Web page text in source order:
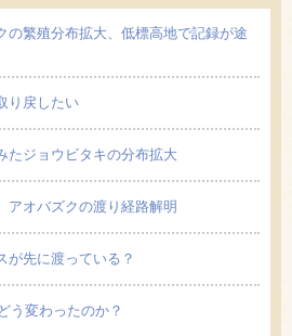
の繁殖分布拡大、低標高地で記録が途
り戻したい
たジョウビタキの分布拡大
オバズクの渡り経路解明
が先に渡っている？
う変わったのか？